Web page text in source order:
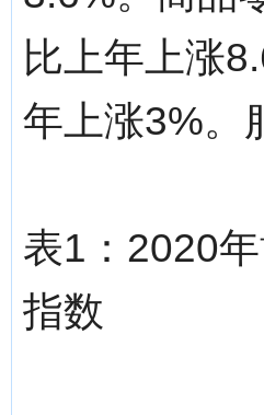
比上年上涨
年上涨3%。
表1：2020
指数